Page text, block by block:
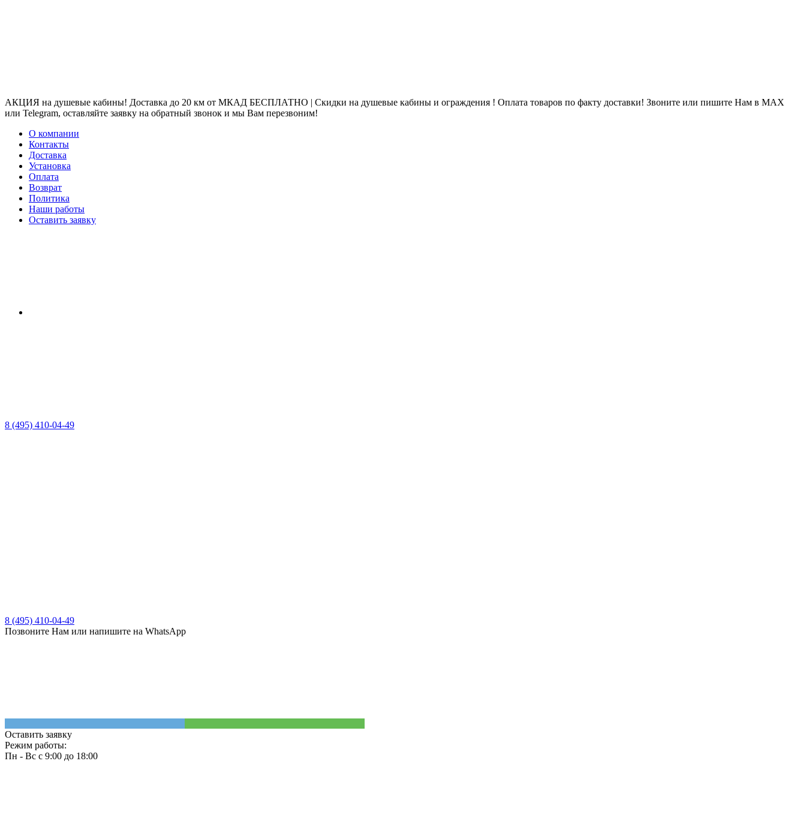
АКЦИЯ на душевые кабины! Доставка до 20 км от МКАД БЕСПЛАТНО | Скидки на душевые кабины и ограждения ! Оплата товаров по факту доставки! Звоните или пишите Нам в MAX
или Telegram, оставляйте заявку на обратный звонок и мы Вам перезвоним!
О компании
Контакты
Доставка
Установка
Оплата
Возврат
Политика
Наши работы
Оставить заявку
8 (495) 410-04-49
8 (495) 410-04-49
Позвоните Нам или напишите на WhatsApp
Оставить заявку
Режим работы:
Пн - Вс с 9:00 до 18:00